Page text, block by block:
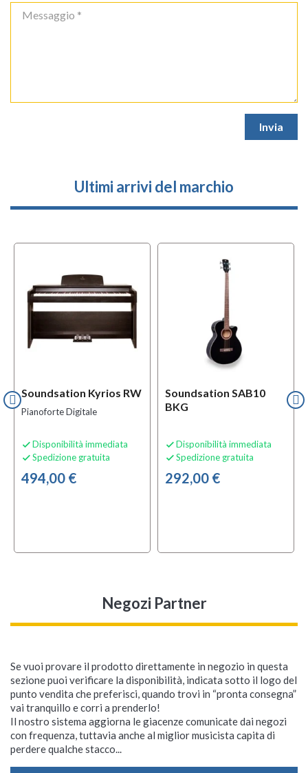
Ultimi arrivi del marchio
Soundsation Kyrios RW
Pianoforte Digitale
 Disponibilità immediata
 Spedizione gratuita
494,00 €
Soundsation SAB10
BKG
 Disponibilità immediata
 Spedizione gratuita
292,00 €
Negozi Partner
Se vuoi provare il prodotto direttamente in negozio in questa
sezione puoi verificare la disponibilità, indicata sotto il logo del
punto vendita che preferisci, quando trovi in “pronta consegna”
vai tranquillo e corri a prenderlo!
Il nostro sistema aggiorna le giacenze comunicate dai negozi
con frequenza, tuttavia anche al miglior musicista capita di
perdere qualche stacco...